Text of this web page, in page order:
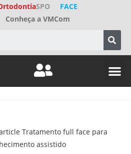
SPO
FACE
Conheça a VMCom